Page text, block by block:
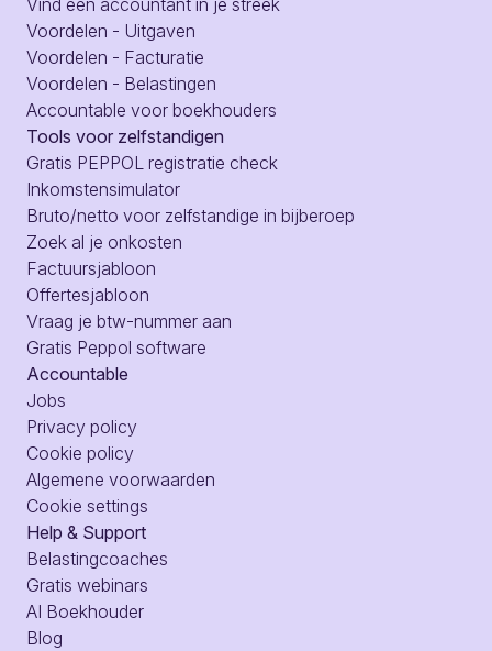
Voordelen - Uitgaven
Voordelen - Facturatie
Voordelen - Belastingen
Accountable voor boekhouders
Tools voor zelfstandigen
Gratis PEPPOL registratie check
Inkomstensimulator
Bruto/netto voor zelfstandige in bijberoep
Zoek al je onkosten
Factuursjabloon
Offertesjabloon
Vraag je btw-nummer aan
Gratis Peppol software
Accountable
Jobs
Privacy policy
Cookie policy
Algemene voorwaarden
Cookie settings
Help & Support
Belastingcoaches
Gratis webinars
AI Boekhouder
Blog